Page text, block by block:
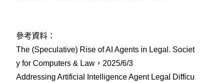
參考資料：
The (Speculative) Rise of AI Agents in Legal. Societ
y for Computers & Law，2025/6/3
Addressing Artificial Intelligence Agent Legal Difficu